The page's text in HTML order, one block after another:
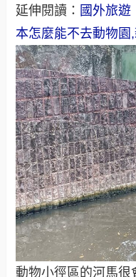
延伸閱讀： 國外旅遊
本怎麼能不去動物園
動物小徑區的河馬很